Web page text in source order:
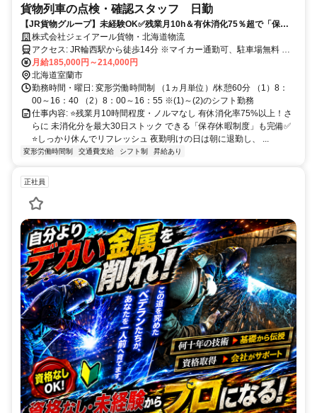
貨物列車の点検・確認スタッフ 日勤
【JR貨物グループ】未経験OK✅残業月10h＆有休消化75％超で「保存
休暇」あり／実質休日131日
株式会社ジェイアール貨物・北海道物流
アクセス: JR輪西駅から徒歩14分 ※マイカー通勤可、駐車場無料 マ
イカー通勤の場合も通勤手当別途支給
月給185,000円～214,000円
北海道室蘭市
勤務時間・曜日: 変形労働時間制 （1ヵ月単位）/休憩60分 （1）8：
00～16：40 （2）8：00～16：55 ※(1)～(2)のシフト勤務
仕事内容: ⭐残業月10時間程度・ノルマなし 有休消化率75%以上！さ
らに 未消化分を最大30日ストック できる「保存休暇制度」も完備✅
⭐しっかり休んでリフレッシュ 夜勤明けの日は朝に退勤し、 ...
変形労働時間制 交通費支給 シフト制 昇給あり
正社員